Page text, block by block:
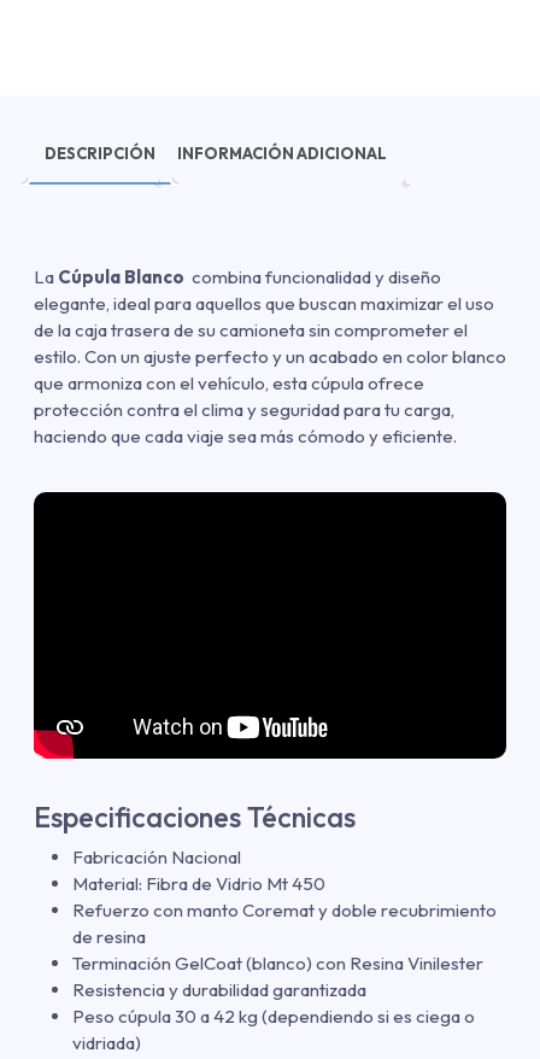
DESCRIPCIÓN INFORMACIÓN ADICIONAL
La Cúpula Blanco combina funcionalidad y diseño
elegante, ideal para aquellos que buscan maximizar el uso
de la caja trasera de su camioneta sin comprometer el
estilo. Con un ajuste perfecto y un acabado en color blanco
que armoniza con el vehículo, esta cúpula ofrece
protección contra el clima y seguridad para tu carga,
haciendo que cada viaje sea más cómodo y eficiente.
Especificaciones Técnicas
Fabricación Nacional
Material: Fibra de Vidrio Mt 450
Refuerzo con manto Coremat y doble recubrimiento
de resina
Terminación GelCoat (blanco) con Resina Vinilester
Resistencia y durabilidad garantizada
Peso cúpula 30 a 42 kg (dependiendo si es ciega o
vidriada)